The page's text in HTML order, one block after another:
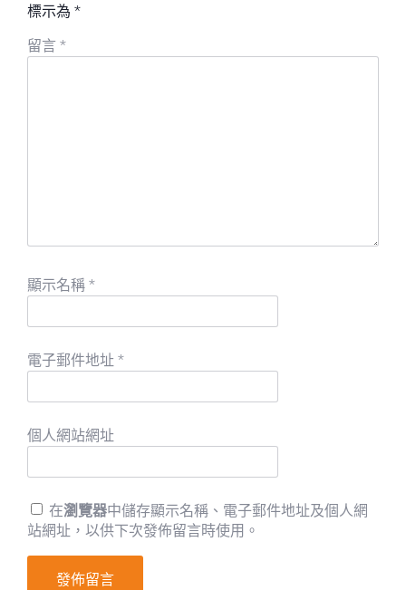
標示為 *
留言 *
顯示名稱 *
電子郵件地址 *
個人網站網址
在瀏覽器中儲存顯示名稱、電子郵件地址及個人網
站網址，以供下次發佈留言時使用。